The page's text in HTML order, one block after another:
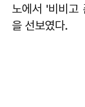
노에서 '비비고
을 선보였다.